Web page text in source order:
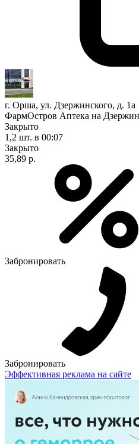
г. Орша, ул. Дзержинского, д. 1а
ФармОстров Аптека на
Закрыто
1,2 шт. в 00:07
Закрыто
35,89 р.
Забронировать
Забронировать
Эффективная реклама на сайте